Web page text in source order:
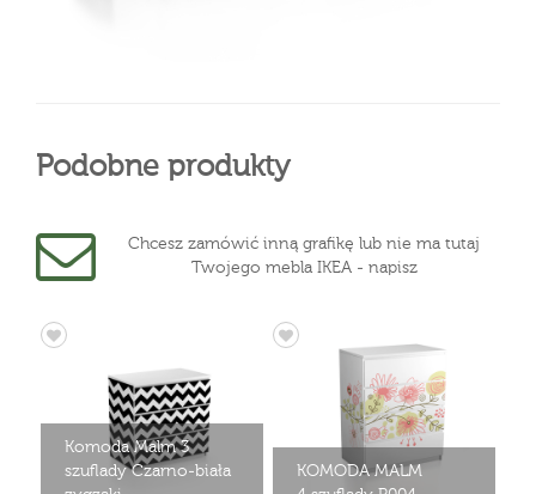
Podobne produkty
Chcesz zamówić inną grafikę lub nie ma tutaj
Twojego mebla IKEA - napisz
Komoda Malm 3
szuflady Czarno-biała
KOMODA MALM